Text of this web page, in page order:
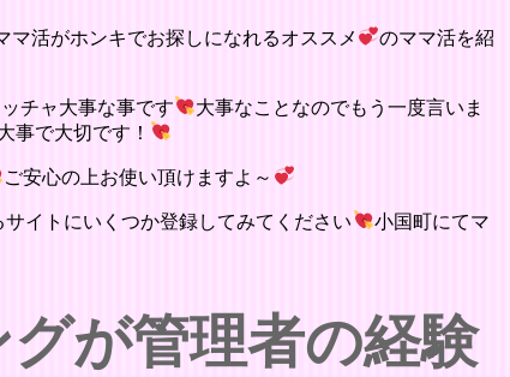
マ活がホンキでお探しになれるオススメ
のママ活を紹
チャ大事な事です
大事なことなのでもう一度言いま
事で大切です！
ご安心の上お使い頂けますよ～
イトにいくつか登録してみてください
小国町にてマ
が管理者の経験